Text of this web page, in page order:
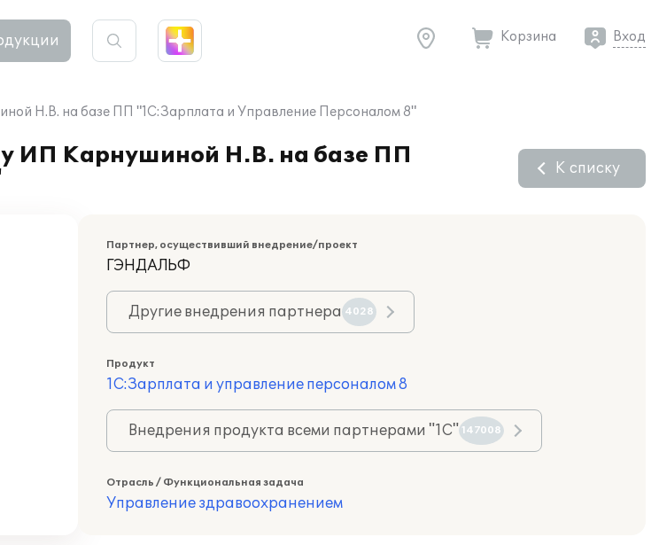
Корзина Вход
Н.В. на базе ПП "1С:Зарплата и Управление Персоналом 8"
у ИП Карнушиной Н.В. на базе ПП
К списку
Партнер, осуществивший внедрение/проект
ГЭНДАЛЬФ
Другие внедрения партнера 4028
Продукт
1С:Зарплата и управление персоналом 8
Внедрения продукта всеми партнерами "1С" 147008
Отрасль / Функциональная задача
Управление здравоохранением